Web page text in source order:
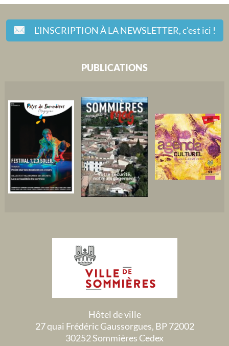
L'INSCRIPTION À LA NEWSLETTER,c'est ici !
PUBLICATIONS
Hôtel de ville
27 quai Frédéric Gaussorgues, BP 72002
30252 Sommières Cedex